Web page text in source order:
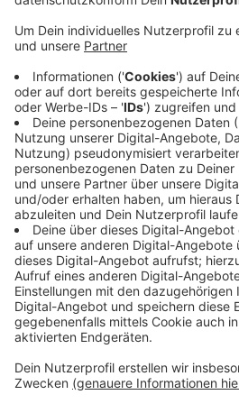
Anzeige
Im ersten Abschnitt wird jetzt
Immelmannstraße und der
saniert. Danach folgt der Teil
und dem Wendehammer. Für die
Durchfahrt zum Hensgesweider
gesperrt. Wenn die Sanierung
fertig ist, führt die mags dann
durch - auch das könne
Verkehrsbehindeurngen führen.
alles fertig sein.
Anzeige